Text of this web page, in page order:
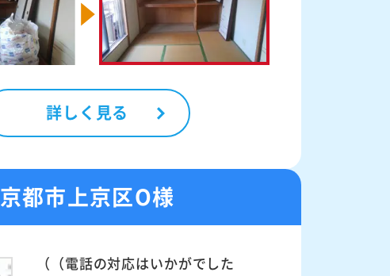
詳しく見る
京都市上京区O様
（（電話の対応はいかがでした